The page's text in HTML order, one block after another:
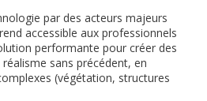
par des acteurs majeurs
accessible aux professionnels
performante pour créer des
sans précédent, en
(végétation, structures